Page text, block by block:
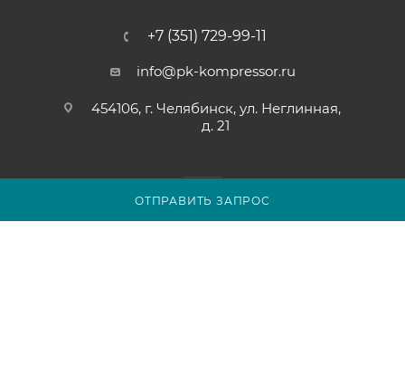
ОТПРАВИТЬ ЗАПРОС
+7 (351) 729-99-11
info@pk-kompressor.ru
454106, г. Челябинск, ул. Неглинная,
д. 21